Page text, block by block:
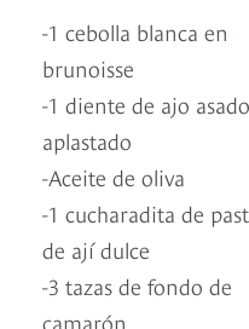
-1 cebolla blanca en
brunoisse
-1 diente de ajo asado
aplastado
-Aceite de oliva
-1 cucharadita de
de ají dulce
-3 tazas de fondo de
camarón